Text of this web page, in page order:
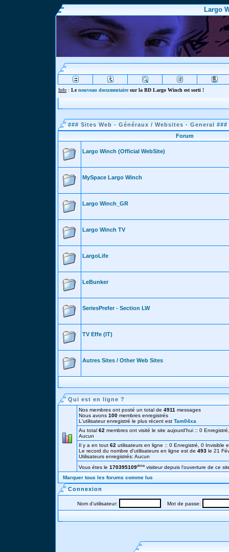
Largo
Info : Lenouveau documentairesur la BD Largo Winch est sorti !
### Sites Web - Généraux / Websites - General ###
Forum
Largo Winch (Official WebSite)
MySpace Largo Winch
Largo Winch_GR
Largo Winch TV
LargoLife
LeBunker
SeriesPrefer - Section LW
TV Effe (IT)
Autres Sites / Other Web Sites
Qui est en ligne ?
Nos membres ont posté un total de 4911 messages
Nous avons 100 membres enregistrés
L'utilisateur enregistré le plus récent est Tam04xa
Au total 62 membres ont visité le site aujourd'hui :: 0
Aucun
Il y a en tout 62 utilisateurs en ligne :: 0 Enregistré, 0
Le record du nombre d'utilisateurs en ligne est de 493 le 21
Utilisateurs enregistrés: Aucun
Vous étes le 170395109éme visiteur depuis l'ouverture de ce
Marquer tous les forums comme lus
Connexion
Nom d'utilisateur: Mot de passe: